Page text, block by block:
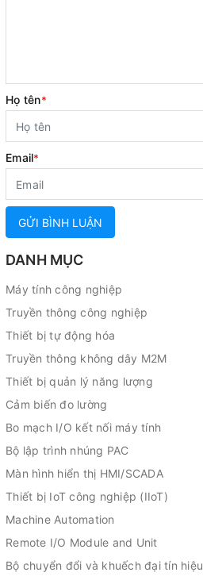
Họ tên*
Email*
GỬI BÌNH LUẬN
DANH MỤC
Máy tính công nghiệp
Truyền thông công nghiệp
Thiết bị tự động hóa
Truyền thông không dây M2M
Thiết bị quản lý năng lượng
Cảm biến đo lường
Bo mạch I/O kết nối máy tính
Bộ lập trình nhúng PAC
Màn hình hiển thị HMI/SCADA
Thiết bị IoT công nghiệp (IIoT)
Machine Automation
Remote I/O Module and Unit
Bộ chuyển đổi và khuếch đại tín hiệu